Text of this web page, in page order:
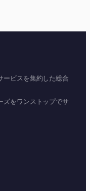
ービスを集約した総合
ズをワンストップでサ